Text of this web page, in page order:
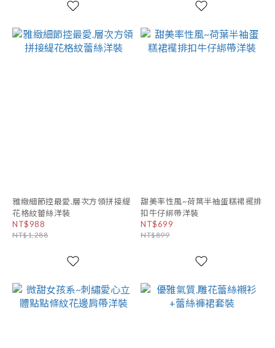
雅緻細節控最愛.層次方領拼接緹
花格紋蕾絲洋裝
NT$988
NT$1,288
甜美率性風~荷葉半袖蛋糕裙襬排
扣牛仔綁帶洋裝
NT$699
NT$899